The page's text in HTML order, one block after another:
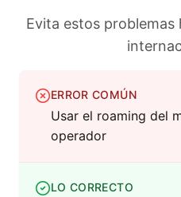
Evita estos problemas
ERROR COMÚN
Usar el roaming del
operador
LO CORRECTO